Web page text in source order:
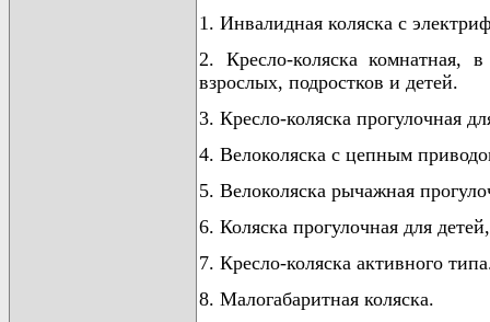
1. Инвалидная коляска с
2. Кресло-коляска
взрослых, подростков и детей.
3. Кресло-коляска прогулочная
4. Велоколяска с цепным
5. Велоколяска рычажная
6. Коляска прогулочная для
7. Кресло-коляска активного
8. Малогабаритная коляска.